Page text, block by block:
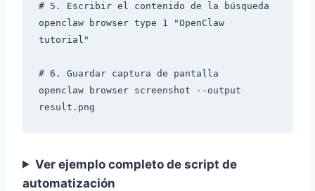
# 5. Escribir el contenido de la búsqueda
openclaw browser type 1 "OpenClaw
tutorial"
# 6. Guardar captura de pantalla
openclaw browser screenshot --output
Ver ejemplo completo de script de
automatización